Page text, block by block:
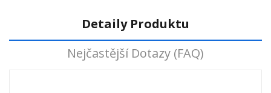
Detaily Produktu
Nejčastější Dotazy (FAQ)